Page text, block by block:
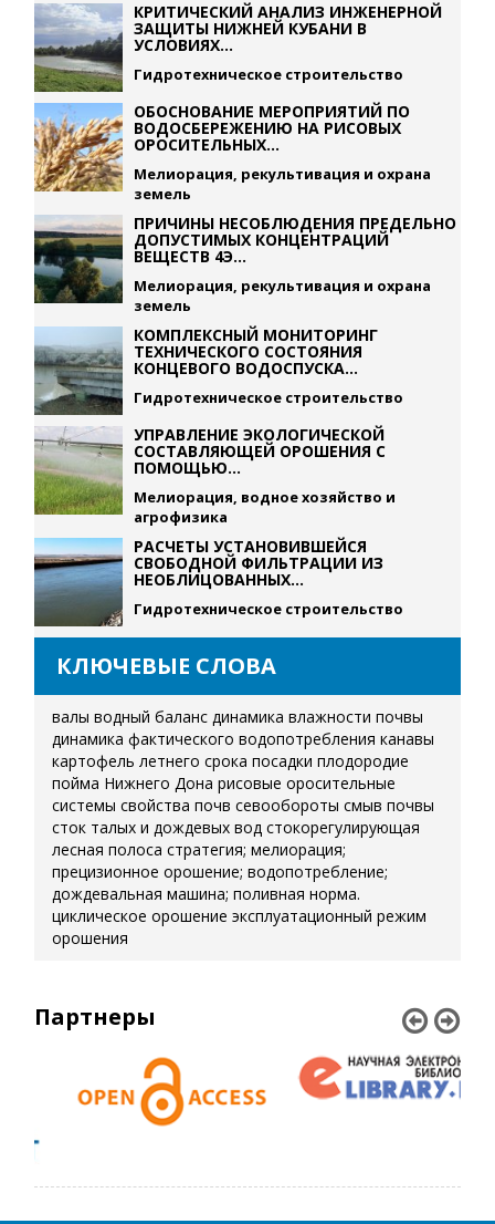
КРИТИЧЕСКИЙ АНАЛИЗ ИНЖЕНЕРНОЙ
ЗАЩИТЫ НИЖНЕЙ КУБАНИ В
УСЛОВИЯХ...
Гидротехническое строительство
ОБОСНОВАНИЕ МЕРОПРИЯТИЙ ПО
ВОДОСБЕРЕЖЕНИЮ НА РИСОВЫХ
ОРОСИТЕЛЬНЫХ...
Мелиорация, рекультивация и охрана
земель
ПРИЧИНЫ НЕСОБЛЮДЕНИЯ ПРЕДЕЛЬНО
ДОПУСТИМЫХ КОНЦЕНТРАЦИЙ
ВЕЩЕСТВ 4Э...
Мелиорация, рекультивация и охрана
земель
КОМПЛЕКСНЫЙ МОНИТОРИНГ
ТЕХНИЧЕСКОГО СОСТОЯНИЯ
КОНЦЕВОГО ВОДОСПУСКА...
Гидротехническое строительство
УПРАВЛЕНИЕ ЭКОЛОГИЧЕСКОЙ
СОСТАВЛЯЮЩЕЙ ОРОШЕНИЯ С
ПОМОЩЬЮ...
Мелиорация, водное хозяйство и
агрофизика
РАСЧЕТЫ УСТАНОВИВШЕЙСЯ
СВОБОДНОЙ ФИЛЬТРАЦИИ ИЗ
НЕОБЛИЦОВАННЫХ...
Гидротехническое строительство
КЛЮЧЕВЫЕ СЛОВА
валы водный баланс динамика влажности почвы
динамика фактического водопотребления канавы
картофель летнего срока посадки плодородие
пойма Нижнего Дона рисовые оросительные
системы свойства почв севообороты смыв почвы
сток талых и дождевых вод стокорегулирующая
лесная полоса стратегия; мелиорация;
прецизионное орошение; водопотребление;
дождевальная машина; поливная норма.
циклическое орошение эксплуатационный режим
орошения
Партнеры